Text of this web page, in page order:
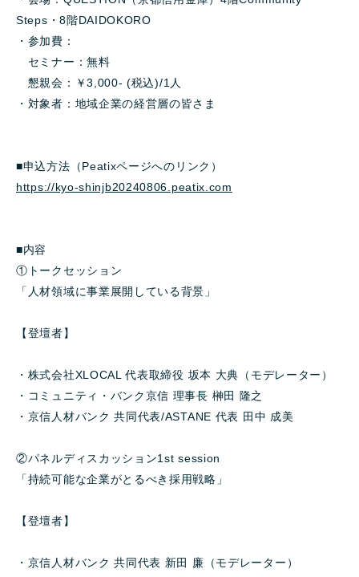
Steps・8階DAIDOKORO
・参加費：
セミナー：無料
懇親会：￥3,000- (税込)/1人
・対象者：地域企業の経営層の皆さま
■申込方法（Peatixページへのリンク）
https://kyo-shinjb20240806.peatix.com
■内容
①トークセッション
「人材領域に事業展開している背景」
【登壇者】
・株式会社XLOCAL 代表取締役 坂本 大典（モデレーター）
・コミュニティ・バンク京信 理事長 榊田 隆之
・京信人材バンク 共同代表/ASTANE 代表 田中 成美
②パネルディスカッション1st session
「持続可能な企業がとるべき採用戦略」
【登壇者】
・京信人材バンク 共同代表 新田 廉（モデレーター）